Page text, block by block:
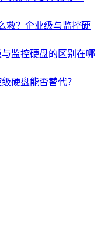
救？企业级与监控硬
监控硬盘的区别在哪
硬盘能否替代？